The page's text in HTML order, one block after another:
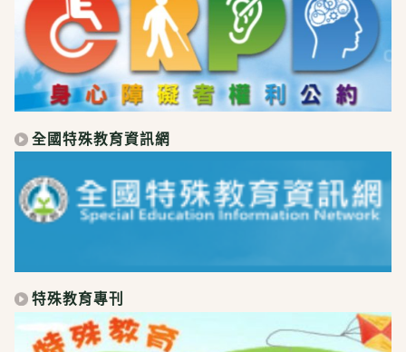
全國特殊教育資訊網
特殊教育專刊